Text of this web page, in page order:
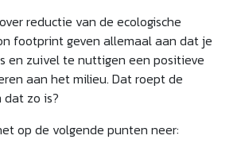
reductie van de ecologische
footprint geven allemaal aan dat je
en zuivel te nuttigen een positieve
aan het milieu. Dat roept de
dat zo is?
op de volgende punten neer: